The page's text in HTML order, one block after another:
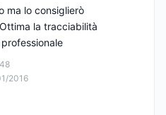
2016
ma lo consiglierò
la tracciabilità